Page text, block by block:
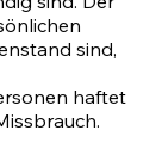
sind,
haftet